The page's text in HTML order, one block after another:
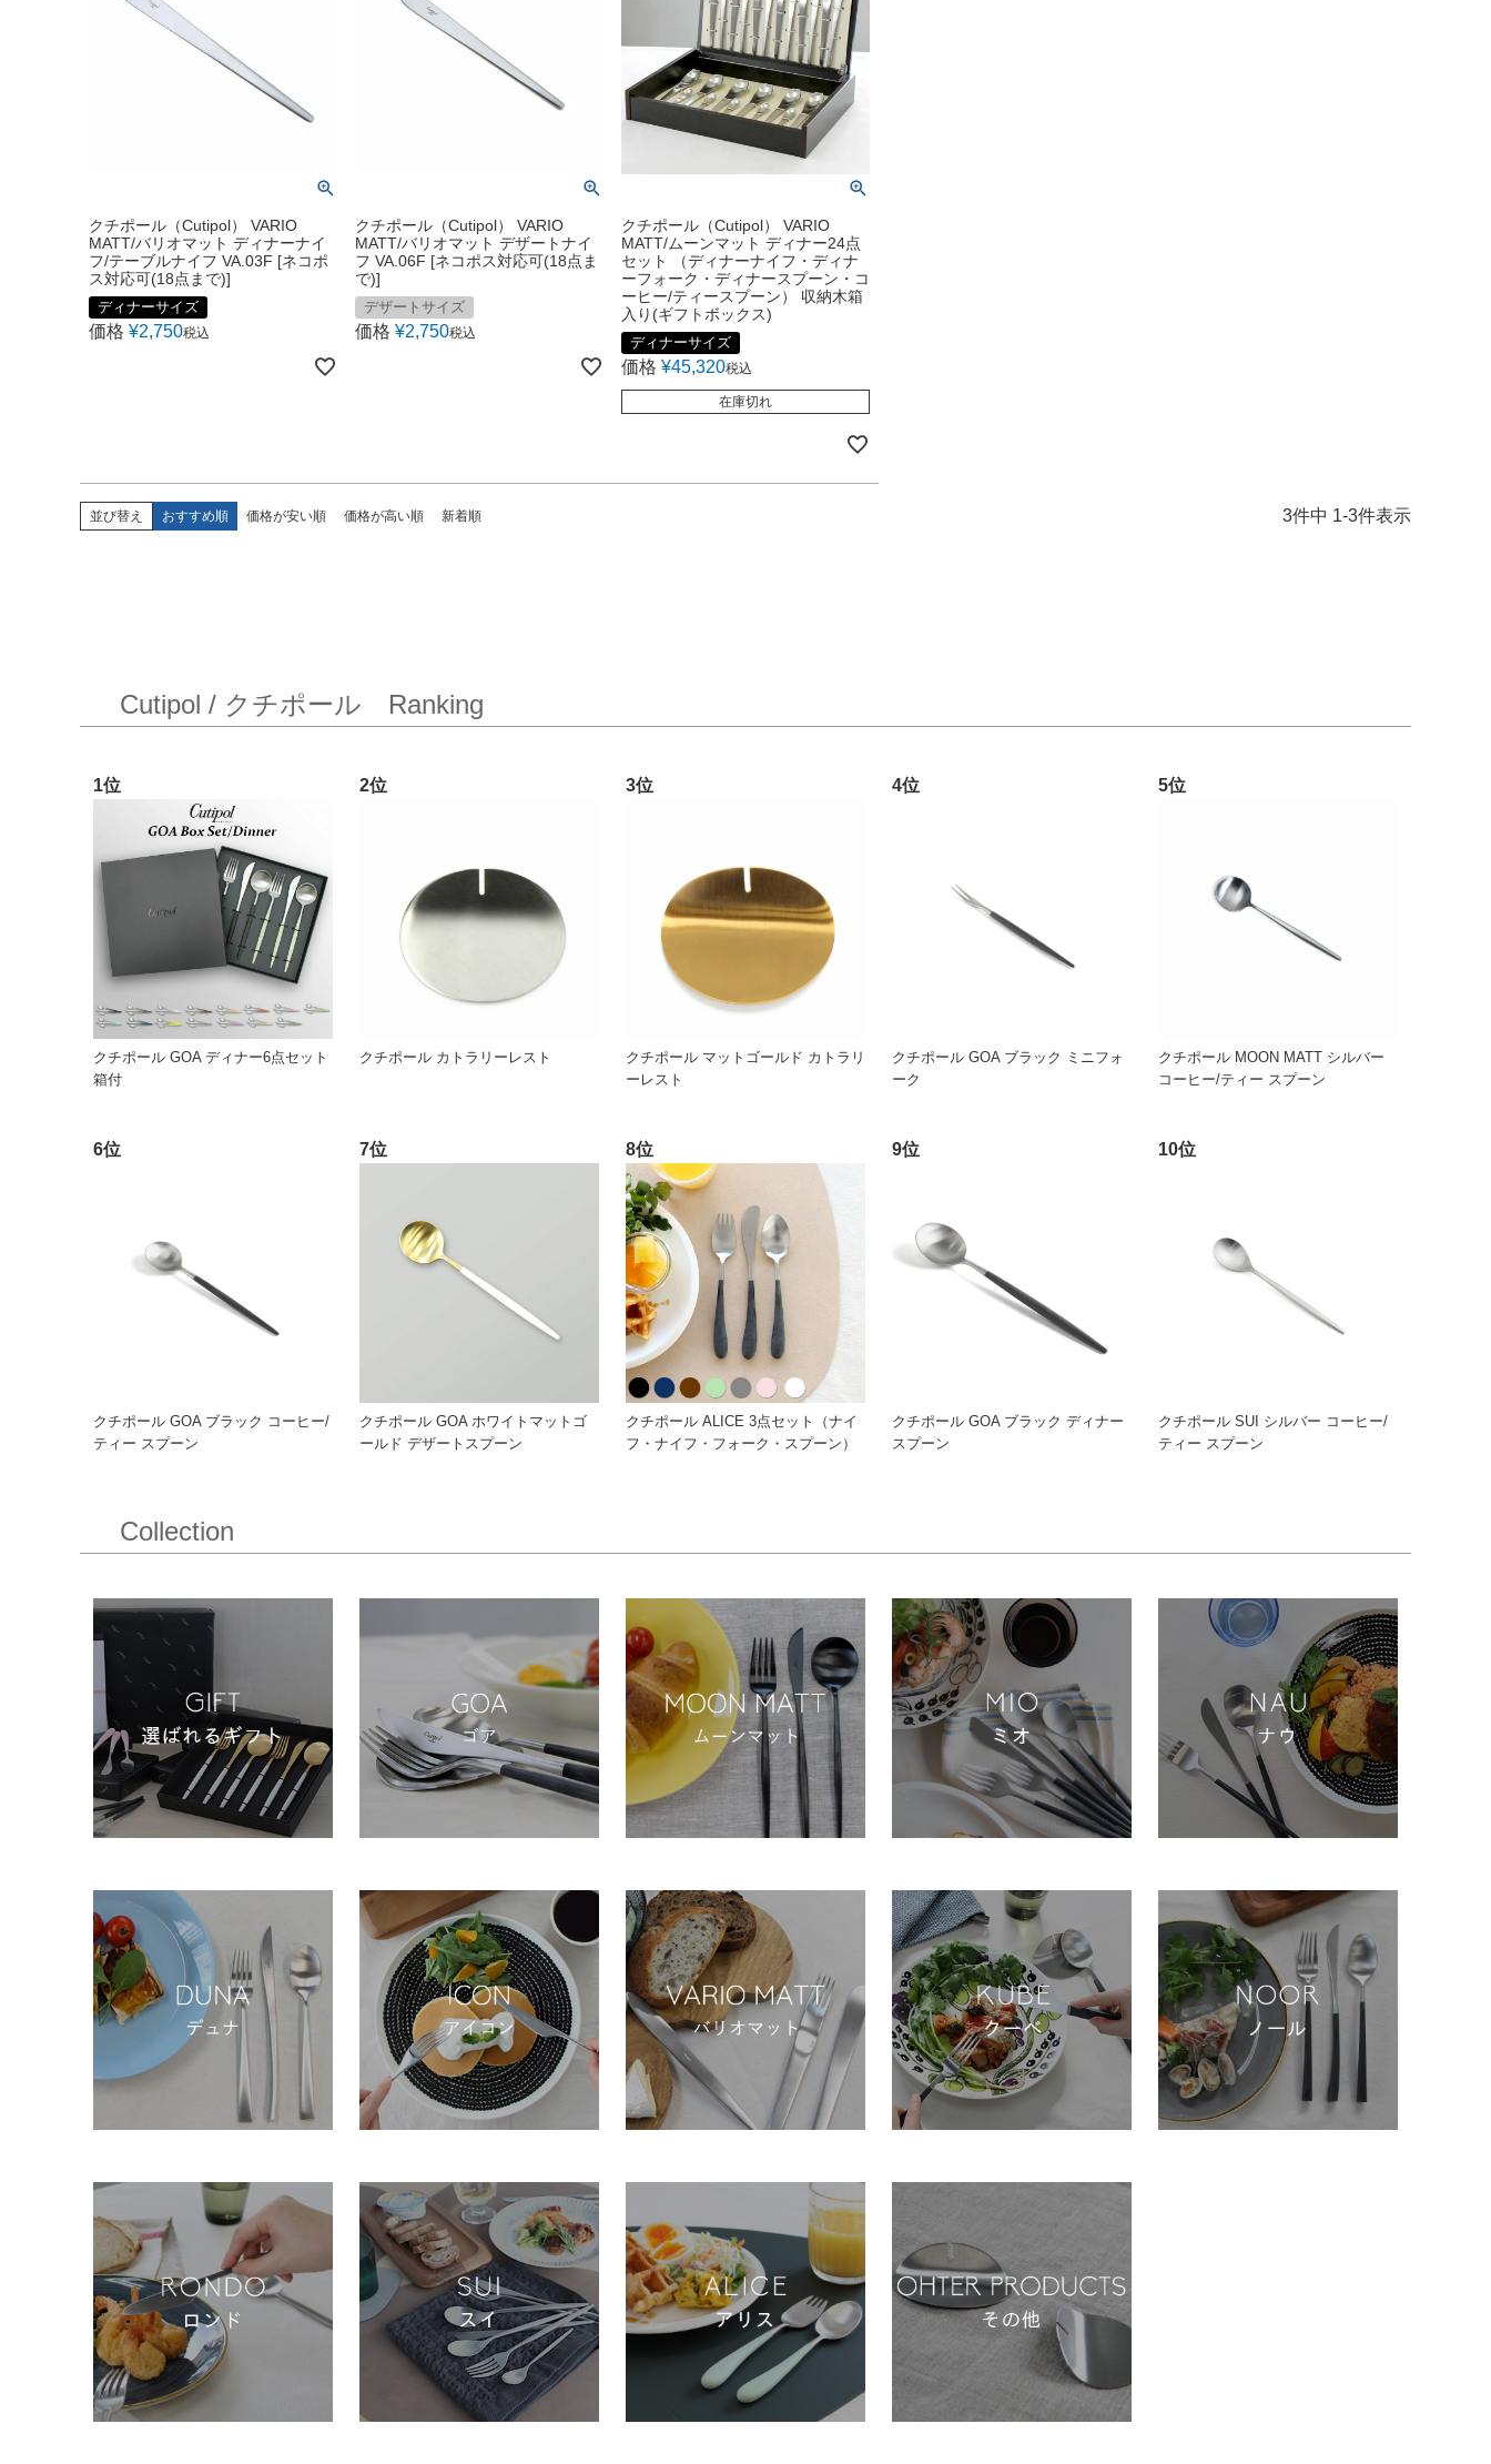
クチポール（Cutipol） VARIO
MATT/バリオマット ディナーナイ
フ/テーブルナイフ VA.03F [ネコポ
ス対応可(18点まで)]
ディナーサイズ
価格 ¥2,750税込
クチポール（Cutipol） VARIO
MATT/バリオマット デザートナイ
フ VA.06F [ネコポス対応可(18点ま
で)]
デザートサイズ
価格 ¥2,750税込
クチポール（Cutipol） VARIO
MATT/ムーンマット ディナー24点
セット （ディナーナイフ・ディナ
ーフォーク・ディナースプーン・コ
ーヒー/ティースプーン） 収納木箱
入り(ギフトボックス)
ディナーサイズ
価格 ¥45,320税込
在庫切れ
並び替え おすすめ順 価格が安い順 価格が高い順 新着順 3件中 1-3件表示